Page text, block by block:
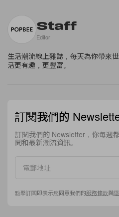
Staff
Editor
生活潮流線上雜誌，每天為你帶來
活更有趣，更豐富。
訂閱我們的
訂閱我們的 Newsletter，你每週
聞和最新潮流資訊。
點擊訂閱即表示您同意我們的服務條款與